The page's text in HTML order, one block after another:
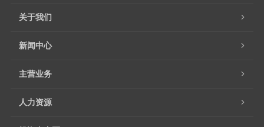
关于我们
新闻中心
主营业务
人力资源